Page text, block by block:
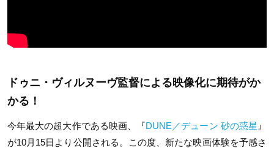
ドゥニ・ヴィルヌーヴ監督による映像化に期待がか
かる！
今年最大の超大作である映画、『DUNE／デューン 砂の惑星 』
が10月15日より公開される。この度、新たな映画体験を予感さ